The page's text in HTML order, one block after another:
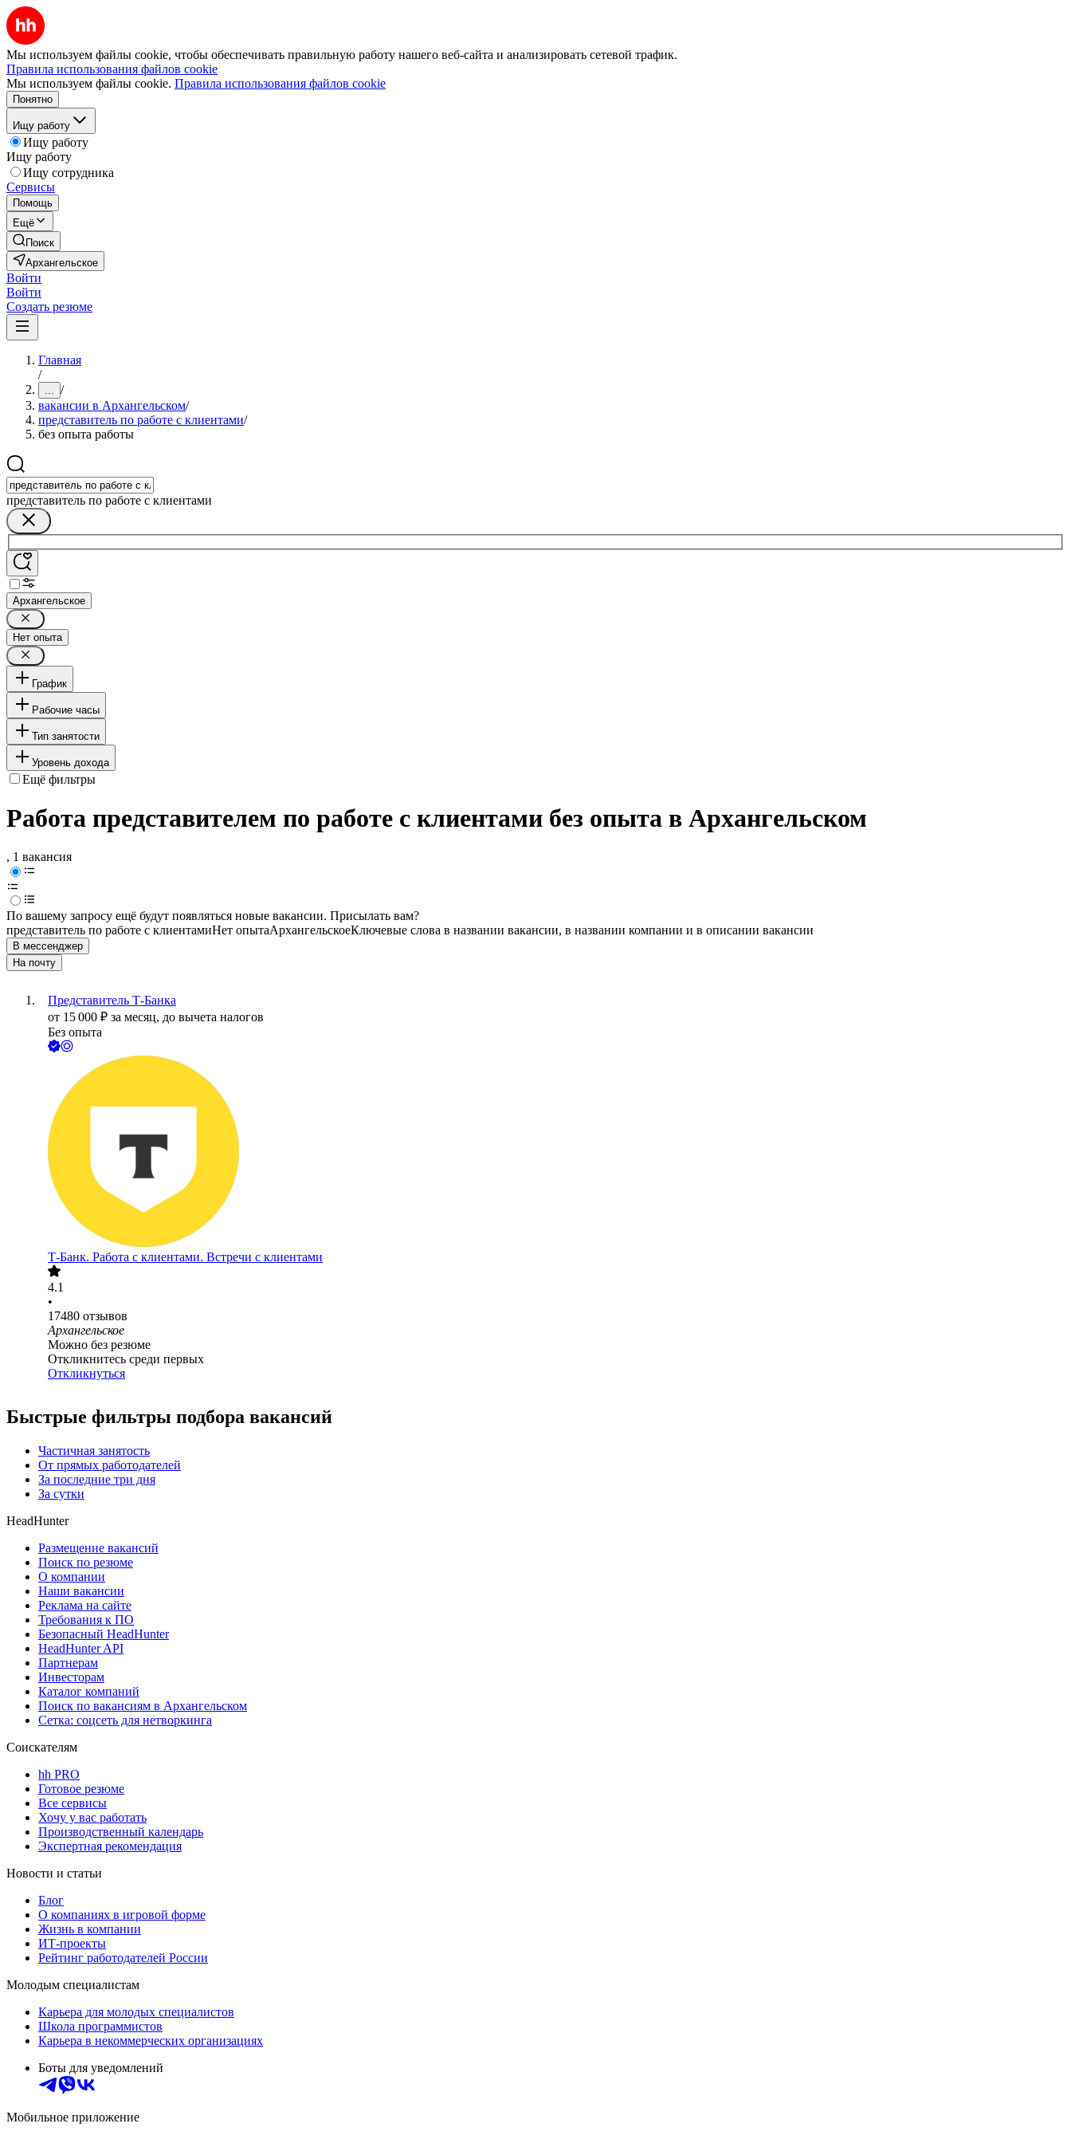
Мы используем файлы cookie, чтобы обеспечивать правильную работу нашего веб-сайта и анализировать сетевой трафик.
Правила использования файлов cookie
Мы используем файлы cookie. Правила использования файлов cookie
Понятно
Ищу работу
Ищу работу
Ищу работу
Ищу сотрудника
Сервисы
Помощь
Ещё
Поиск
Архангельское
Войти
Войти
Создать резюме
Главная
/
... /
вакансии в Архангельском/
представитель по работе с клиентами/
без опыта работы
представитель по работе с клиентами
Архангельское
Нет опыта
График
Рабочие часы
Тип занятости
Уровень дохода
Ещё фильтры
Работа представителем по работе с клиентами без опыта в Архангельском
, 1 вакансия
По вашему запросу ещё будут появляться новые вакансии. Присылать вам?
представитель по работе с клиентамиНет опытаАрхангельскоеКлючевые слова в названии вакансии, в названии компании и в описании вакансии
В мессенджер
На почту
Представитель Т-Банка
от 15 000 ₽ за месяц, до вычета налогов
Без опыта
Т-Банк. Работа с клиентами. Встречи с клиентами
4.1
•
17480 отзывов
Архангельское
Можно без резюме
Откликнитесь среди первых
Откликнуться
Быстрые фильтры подбора вакансий
Частичная занятость
От прямых работодателей
За последние три дня
За сутки
HeadHunter
Размещение вакансий
Поиск по резюме
О компании
Наши вакансии
Реклама на сайте
Требования к ПО
Безопасный HeadHunter
HeadHunter API
Партнерам
Инвесторам
Каталог компаний
Поиск по вакансиям в Архангельском
Сетка: соцсеть для нетворкинга
Соискателям
hh PRO
Готовое резюме
Все сервисы
Хочу у вас работать
Производственный календарь
Экспертная рекомендация
Новости и статьи
Блог
О компаниях в игровой форме
Жизнь в компании
ИТ-проекты
Рейтинг работодателей России
Молодым специалистам
Карьера для молодых специалистов
Школа программистов
Карьера в некоммерческих организациях
Боты для уведомлений
Мобильное приложение